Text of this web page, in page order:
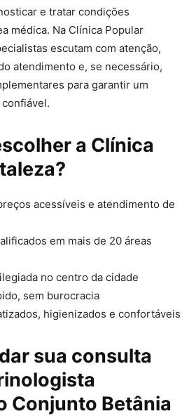
e tratar condições
médica. Na Clínica Popular
escutam com atenção,
atendimento e, se necessário,
para garantir um
a Clínica
acessíveis e atendimento de
em mais de 20 áreas
no centro da cidade
sem burocracia
higienizados e confortáveis
sua consulta
Conjunto Betânia